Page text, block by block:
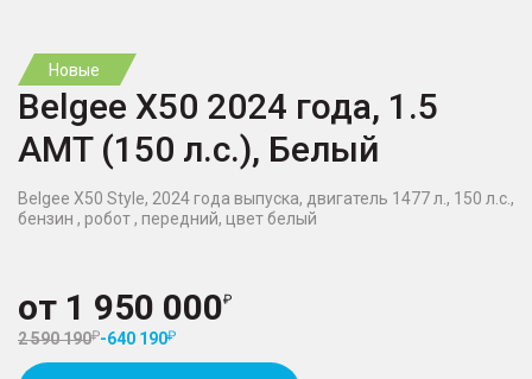
Новые
Belgee X50 2024 года, 1.5
AMT (150 л.с.), Белый
Belgee X50 Style, 2024 года выпуска, двигатель 1477 л., 150 л.с.,
бензин , робот , передний, цвет белый
от 1 950 000
2 590 190 -640 190